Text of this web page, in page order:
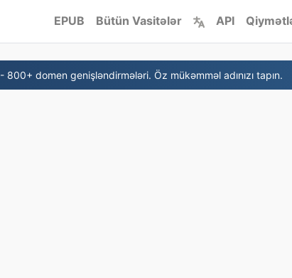
EPUB Bütün Vasitələr API
- 800+ domen genişləndirmələri. Öz mükəmməl adınızı tapın.